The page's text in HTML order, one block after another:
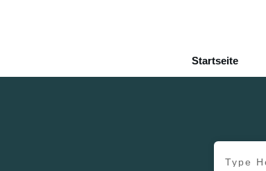
Startseite